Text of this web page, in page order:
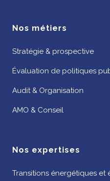
Nos métiers
Stratégie & prospective
Évaluation de politiques
Audit & Organisation
AMO & Conseil
Nos expertises
Transitions énergétiques et